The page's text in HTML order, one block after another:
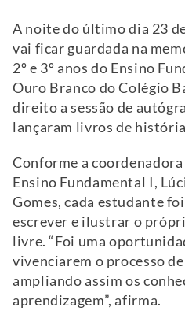
A noite do último dia 23
vai ficar guardada na
2º e 3º anos do Ensino
Ouro Branco do Colégio
direito a sessão de
lançaram livros de
Conforme a
Ensino Fundamental I,
Gomes, cada estudante
escrever e ilustrar o
livre. “Foi uma
vivenciarem o processo
ampliando assim os
aprendizagem”, afirma.